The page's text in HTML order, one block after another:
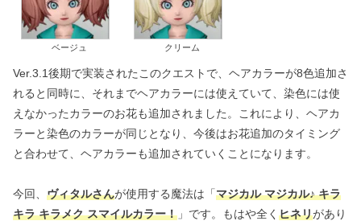
ベージュ クリーム
Ver.3.1後期で実装されたこのクエストで、ヘアカラーが8色追加さ
れると同時に、それまでヘアカラーには使えていて、染色には使
えなかったカラーのお花も追加されました。これにより、ヘアカ
ラーと染色のカラーが同じとなり、今後はお花追加のタイミング
と合わせて、ヘアカラーも追加されていくことになります。
今回、 ヴィタルさんが使用する魔法は「マジカル マジカル♪ キラ
キラ キラメク スマイルカラー！ 」です。もはや全く ヒネリがあり